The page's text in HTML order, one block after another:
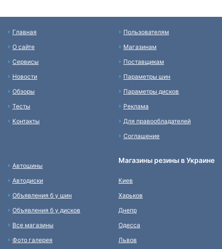
Главная
О сайте
Сервисы
Новости
Обзоры
Тесты
Контакты
Пользователям
Магазинам
Поставщикам
Параметры шин
Параметры дисков
Реклама
Для правообладателей
Соглашение
Автошины
Автодиски
Объявления б у шин
Объявления б у дисков
Все магазины
Фото галерея
Магазины резины в Украине
Киев
Харьков
Днепр
Одесса
Львов